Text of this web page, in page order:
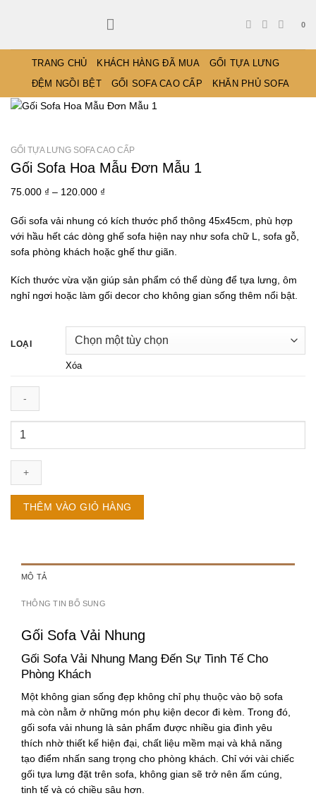
0
TRANG CHỦ KHÁCH HÀNG ĐÃ MUA
GỐI TỰA LƯNG
ĐỆM NGỒI BỆT
GỐI SOFA CAO CẤP KHĂN PHỦ SOFA
GỐI TỰA LƯNG SOFA CAO CẤP
Gối Sofa Hoa Mẫu Đơn Mẫu 1
75.000 ₫ – 120.000 ₫
từ
75.000 ₫
đến
Gối sofa vải nhung có kích thước phổ thông 45x45cm, phù hợp
với hầu hết các dòng ghế sofa hiện nay như sofa chữ L, sofa gỗ,
sofa phòng khách hoặc ghế thư giãn.
Kích thước vừa vặn giúp sản phẩm có thể dùng để tựa lưng, ôm
nghỉ ngơi hoặc làm gối decor cho không gian sống thêm nổi bật.
LOẠI
Xóa
Sofa
Mẫu
Đơn
Mẫu
THÊM VÀO GIỎ HÀNG
MÔ TẢ
THÔNG TIN BỔ SUNG
Gối Sofa Vải Nhung
Gối Sofa Vải Nhung Mang Đến Sự Tinh Tế Cho
Phòng Khách
Một không gian sống đẹp không chỉ phụ thuộc vào bộ sofa
mà còn nằm ở những món phụ kiện decor đi kèm. Trong đó,
gối sofa vải nhung là sản phẩm được nhiều gia đình yêu
thích nhờ thiết kế hiện đại, chất liệu mềm mại và khả năng
tạo điểm nhấn sang trọng cho phòng khách. Chỉ với vài chiếc
gối tựa lưng đặt trên sofa, không gian sẽ trở nên ấm cúng,
tinh tế và có chiều sâu hơn.